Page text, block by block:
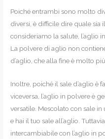
Poiché entrambi sono molto
diversi, è difficile dire quale sia
consideriamo la salute, l’aglio
La polvere di aglio non
d’aglio, che alla fine è molto più
Inoltre, poiché il sale d’aglio è
viceversa, l’aglio in polvere è
versatile. Mescolato con sale
e hai il tuo sale all’aglio.
intercambiabile con l’aglio in